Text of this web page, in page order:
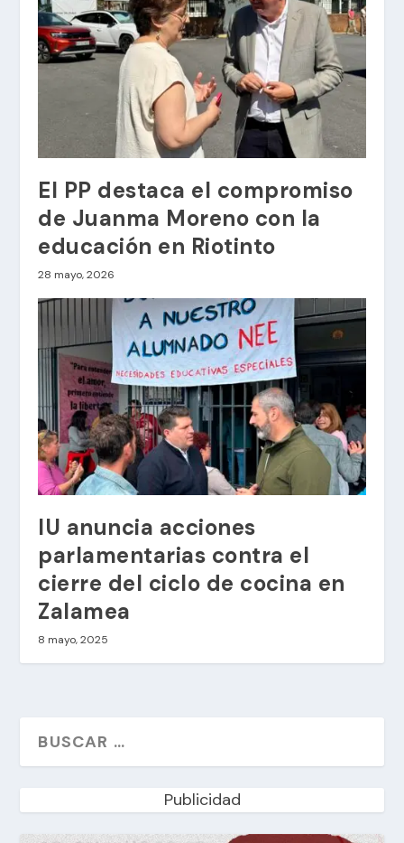
El PP destaca el compromiso
de Juanma Moreno con la
educación en Riotinto
28 mayo, 2026
IU anuncia acciones
parlamentarias contra el
cierre del ciclo de cocina en
Zalamea
8 mayo, 2025
Publicidad